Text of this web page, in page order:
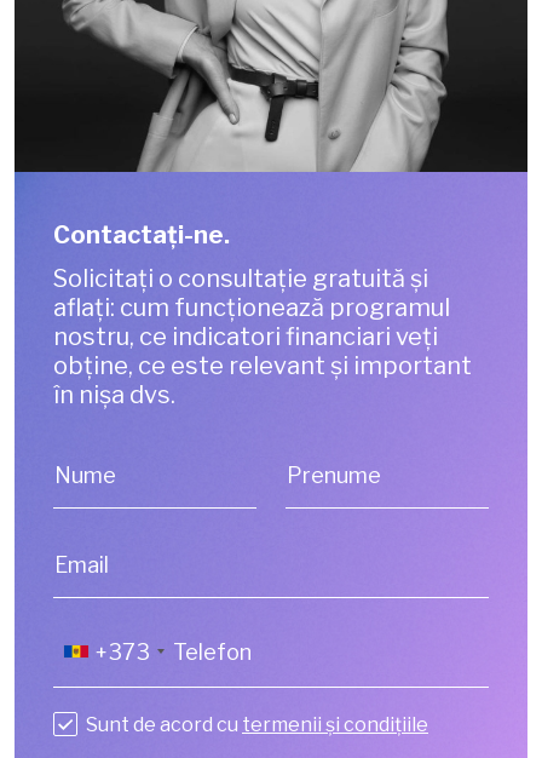
Contactaţi-ne.
Solicitați o consultație gratuită și
aflați: cum funcționează programul
nostru, ce indicatori financiari veți
obține, ce este relevant și important
în nișa dvs.
Nume Prenume
Email
+373
Sunt de acord cu termenii și condițiile